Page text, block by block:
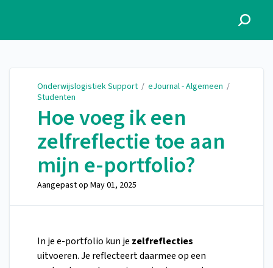
Onderwijslogistiek Support / eJournal - Algemeen /
Studenten
Hoe voeg ik een
zelfreflectie toe aan
mijn e-portfolio?
Aangepast op May 01, 2025
In je e-portfolio kun je zelfreflecties
uitvoeren. Je reflecteert daarmee op een